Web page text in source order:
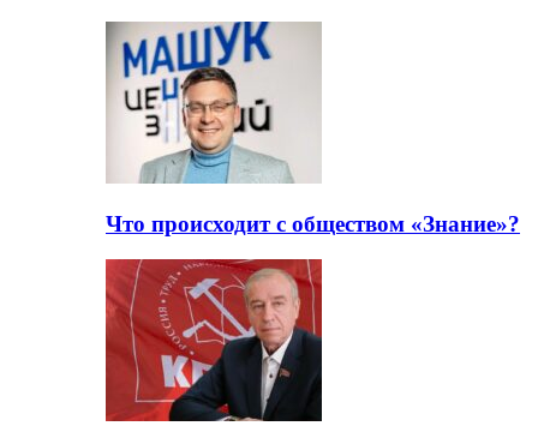
Что происходит с обществом «Знание»?